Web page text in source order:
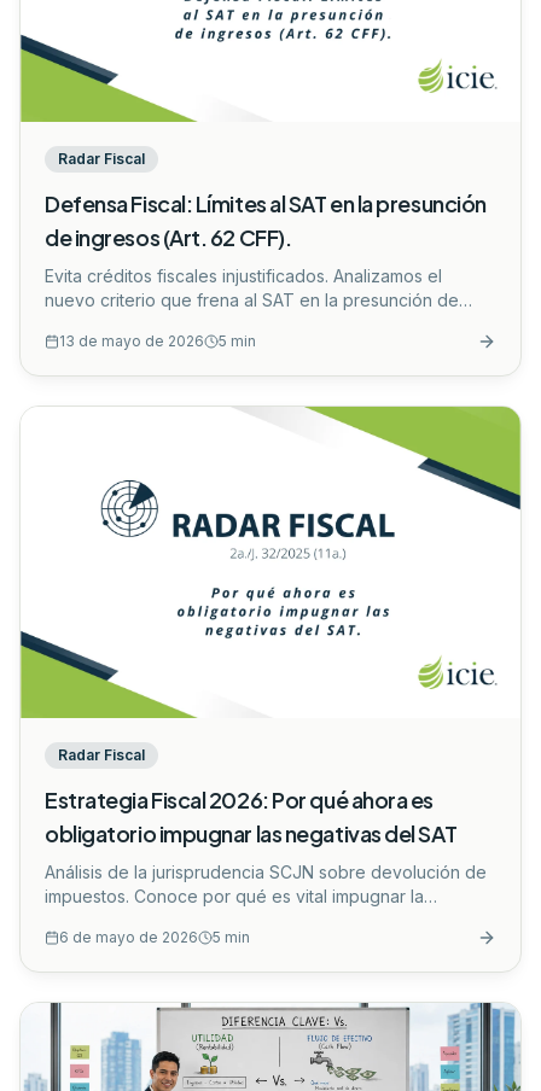
Radar Fiscal
Defensa Fiscal: Límites al SAT en la presunción
de ingresos (Art. 62 CFF).
Evita créditos fiscales injustificados. Analizamos el
nuevo criterio que frena al SAT en la presunción de
13 de mayo de 2026 5 min
Radar Fiscal
Estrategia Fiscal 2026: Por qué ahora es
obligatorio impugnar las negativas del SAT
Análisis de la jurisprudencia SCJN sobre devolución de
impuestos. Conoce por qué es vital impugnar la
6 de mayo de 2026 5 min